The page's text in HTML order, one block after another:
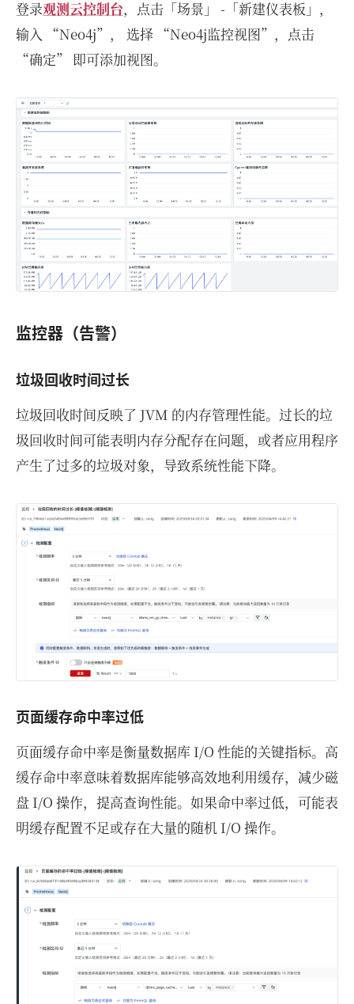
登录观测云控制台，点击「场景」 -「新建仪表板」，
输入 “Neo4j”， 选择 “Neo4j监控视图”，点击
“确定” 即可添加视图。
监控器（告警）
垃圾回收时间过长
垃圾回收时间反映了 JVM 的内存管理性能。过长的垃
圾回收时间可能表明内存分配存在问题，或者应用程序
产生了过多的垃圾对象，导致系统性能下降。
页面缓存命中率过低
页面缓存命中率是衡量数据库 I/O 性能的关键指标。高
缓存命中率意味着数据库能够高效地利用缓存，减少磁
盘 I/O 操作，提高查询性能。如果命中率过低，可能表
明缓存配置不足或存在大量的随机 I/O 操作。